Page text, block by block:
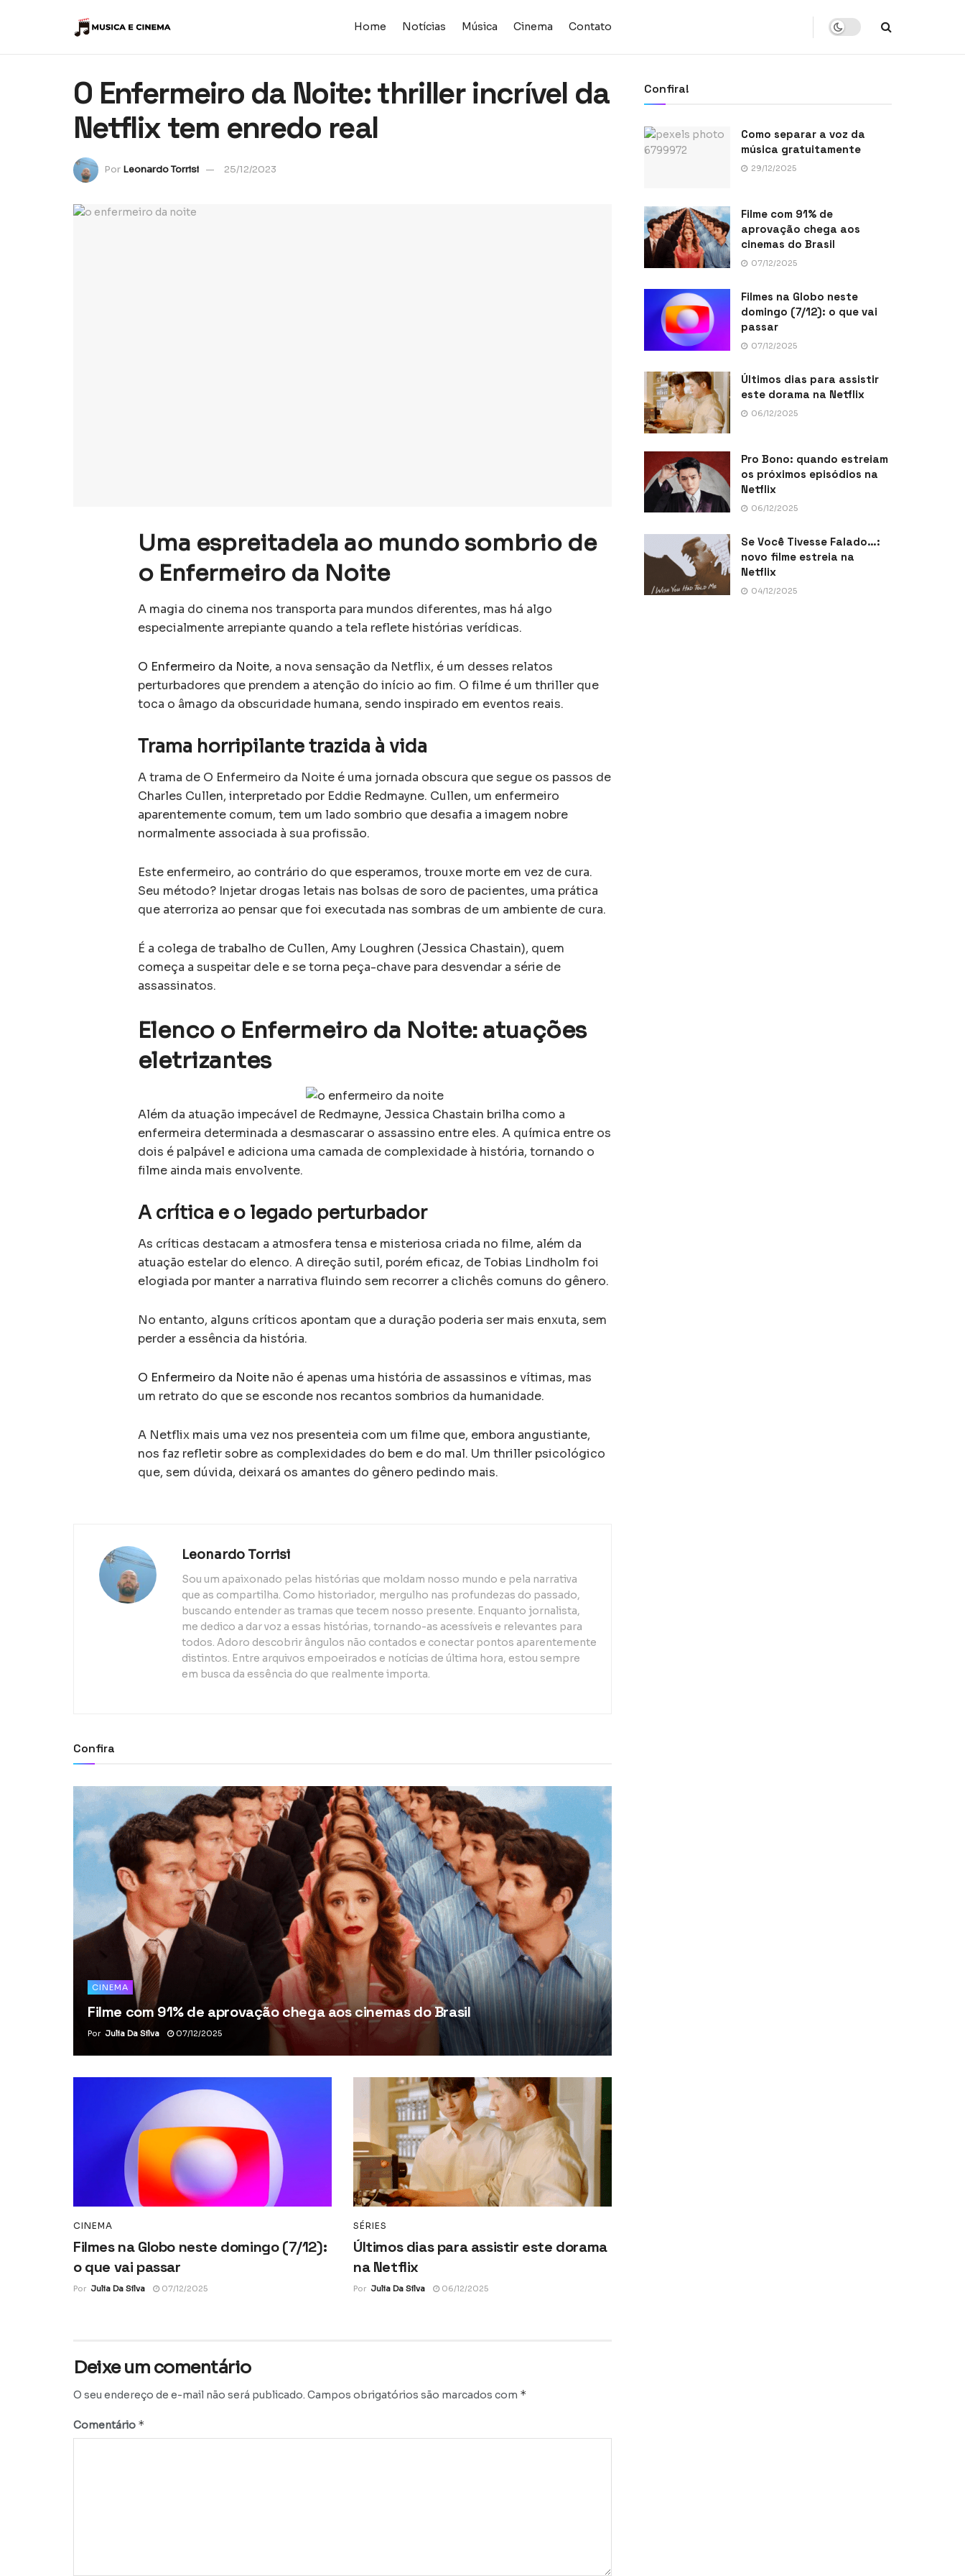
Home Notícias Música Cinema Contato
O Enfermeiro da Noite: thriller incrível da
Netflix tem enredo real
Por Leonardo Torrisi 25/12/2023
Uma espreitadela ao mundo sombrio de
o Enfermeiro da Noite
A magia do cinema nos transporta para mundos diferentes, mas há algo
especialmente arrepiante quando a tela reflete histórias verídicas.
O Enfermeiro da Noite, a nova sensação da Netflix, é um desses relatos
perturbadores que prendem a atenção do início ao fim. O filme é um thriller que
toca o âmago da obscuridade humana, sendo inspirado em eventos reais.
Trama horripilante trazida à vida
A trama de O Enfermeiro da Noite é uma jornada obscura que segue os passos de
Charles Cullen, interpretado por Eddie Redmayne. Cullen, um enfermeiro
aparentemente comum, tem um lado sombrio que desafia a imagem nobre
normalmente associada à sua profissão.
Este enfermeiro, ao contrário do que esperamos, trouxe morte em vez de cura.
Seu método? Injetar drogas letais nas bolsas de soro de pacientes, uma prática
que aterroriza ao pensar que foi executada nas sombras de um ambiente de cura.
É a colega de trabalho de Cullen, Amy Loughren (Jessica Chastain), quem
começa a suspeitar dele e se torna peça-chave para desvendar a série de
assassinatos.
Elenco o Enfermeiro da Noite: atuações
eletrizantes
Além da atuação impecável de Redmayne, Jessica Chastain brilha como a
enfermeira determinada a desmascarar o assassino entre eles. A química entre os
dois é palpável e adiciona uma camada de complexidade à história, tornando o
filme ainda mais envolvente.
A crítica e o legado perturbador
As críticas destacam a atmosfera tensa e misteriosa criada no filme, além da
atuação estelar do elenco. A direção sutil, porém eficaz, de Tobias Lindholm foi
elogiada por manter a narrativa fluindo sem recorrer a clichês comuns do gênero.
No entanto, alguns críticos apontam que a duração poderia ser mais enxuta, sem
perder a essência da história.
O Enfermeiro da Noite não é apenas uma história de assassinos e vítimas, mas
um retrato do que se esconde nos recantos sombrios da humanidade.
A Netflix mais uma vez nos presenteia com um filme que, embora angustiante,
nos faz refletir sobre as complexidades do bem e do mal. Um thriller psicológico
que, sem dúvida, deixará os amantes do gênero pedindo mais.
Leonardo Torrisi
Sou um apaixonado pelas histórias que moldam nosso mundo e pela narrativa
que as compartilha. Como historiador, mergulho nas profundezas do passado,
buscando entender as tramas que tecem nosso presente. Enquanto jornalista,
me dedico a dar voz a essas histórias, tornando-as acessíveis e relevantes para
todos. Adoro descobrir ângulos não contados e conectar pontos aparentemente
distintos. Entre arquivos empoeirados e notícias de última hora, estou sempre
em busca da essência do que realmente importa.
Confira
CINEMA
Filme com 91% de aprovação chega aos cinemas do Brasil
Por Julia Da Silva 07/12/2025
CINEMA
Filmes na Globo neste domingo (7/12):
o que vai passar
Por Julia Da Silva 07/12/2025
SÉRIES
Últimos dias para assistir este dorama
na Netflix
Por Julia Da Silva 06/12/2025
Deixe um comentário
O seu endereço de e-mail não será publicado. Campos obrigatórios são marcados com *
Comentário *
Confira!
Como separar a voz da
música gratuitamente
29/12/2025
Filme com 91% de
aprovação chega aos
cinemas do Brasil
07/12/2025
Filmes na Globo neste
domingo (7/12): o que vai
passar
07/12/2025
Últimos dias para assistir
este dorama na Netflix
06/12/2025
Pro Bono: quando estreiam
os próximos episódios na
Netflix
06/12/2025
Se Você Tivesse Falado…:
novo filme estreia na
Netflix
04/12/2025